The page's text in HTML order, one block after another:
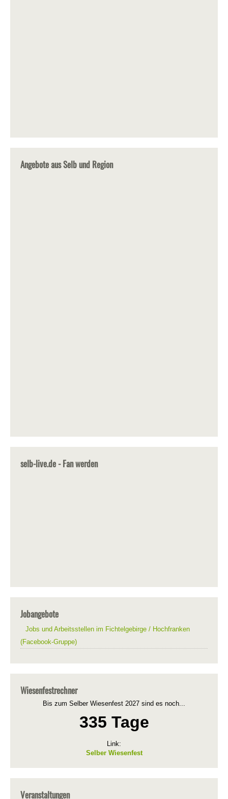
Angebote aus Selb und Region
selb-live.de - Fan werden
Jobangebote
Jobs und Arbeitsstellen im Fichtelgebirge / Hochfranken
(Facebook-Gruppe)
Wiesenfestrechner
Bis zum Selber Wiesenfest 2027 sind es noch...
335 Tage
Link:
Selber Wiesenfest
Veranstaltungen